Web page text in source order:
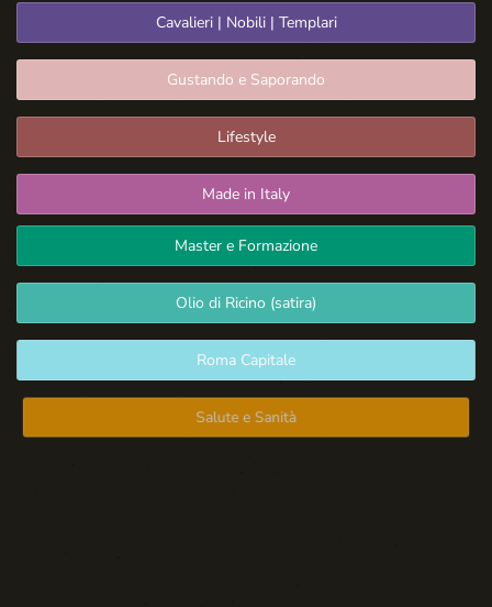
Cavalieri | Nobili | Templari
Gustando e Saporando
Lifestyle
Made in Italy
Master e Formazione
Olio di Ricino (satira)
Roma Capitale
Salute e Sanità